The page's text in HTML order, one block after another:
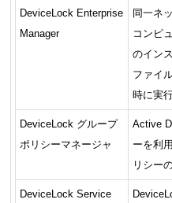
DeviceLock Enterprise
Manager
同一ネ
コンピ
のイン
ファイ
時に実
DeviceLock グループ
ポリシーマネージャ
Active
ーを利
リシー
DeviceLock Service